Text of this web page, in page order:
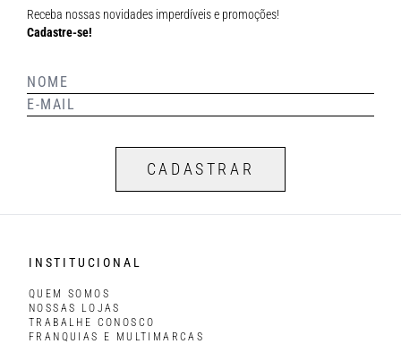
Receba nossas novidades imperdíveis e promoções!
Cadastre-se!
CADASTRAR
INSTITUCIONAL
QUEM SOMOS
NOSSAS LOJAS
TRABALHE CONOSCO
FRANQUIAS E MULTIMARCAS